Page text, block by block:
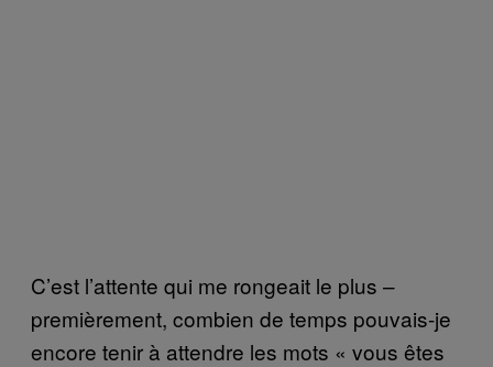
C’est l’attente qui me rongeait le plus –
premièrement, combien de temps pouvais-je
encore tenir à attendre les mots « vous êtes